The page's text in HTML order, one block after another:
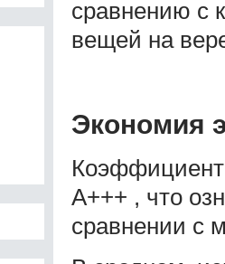
сравнению с
вещей на
Экономия
Коэффициент
A+++ , что
сравнении с